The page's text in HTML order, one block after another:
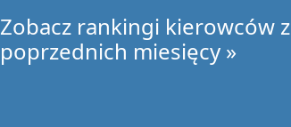
Zobacz rankingi kierowców z
poprzednich miesięcy »